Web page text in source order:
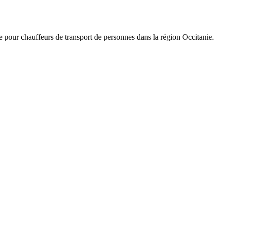
chauffeurs de transport de personnes dans la région Occitanie.